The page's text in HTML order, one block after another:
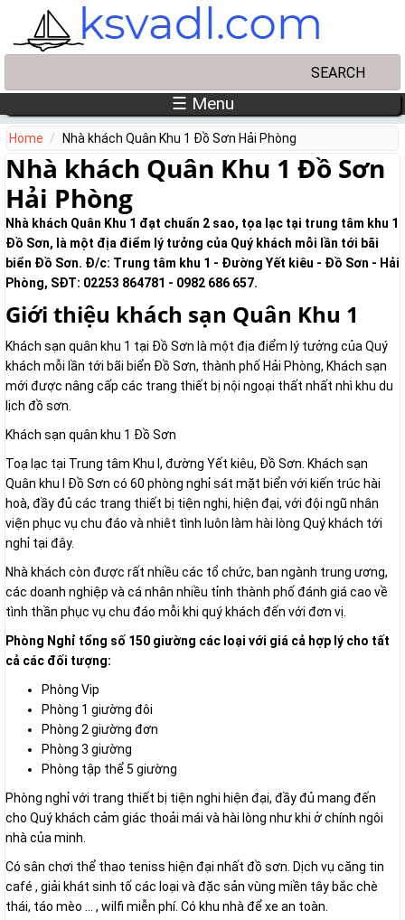
Skip to main content
☰ Menu
Home Nhà khách Quân Khu 1 Đồ Sơn Hải Phòng
Nhà khách Quân Khu 1 Đồ Sơn
Hải Phòng
Nhà khách Quân Khu 1 đạt chuẩn 2 sao, tọa lạc tại trung tâm khu 1
Đồ Sơn, là một địa điểm lý tưởng của Quý khách mỗi lần tới bãi
biển Đồ Sơn. Đ/c: Trung tâm khu 1 - Đường Yết kiêu - Đồ Sơn - Hải
Phòng, SĐT: 02253 864781 - 0982 686 657.
Giới thiệu khách sạn Quân Khu 1
Khách sạn quân khu 1 tại Đồ Sơn là một địa điểm lý tưởng của Quý
khách mỗi lần tới bãi biển Đồ Sơn, thành phố Hải Phòng, Khách sạn
mới được nâng cấp các trang thiết bị nội ngoại thất nhất nhì khu du
lịch đồ sơn.
Khách sạn quân khu 1 Đồ Sơn
Toạ lạc tại Trung tâm Khu I, đường Yết kiêu, Đồ Sơn. Khách sạn
Quân khu I Đồ Sơn có 60 phòng nghỉ sát mặt biển với kiến trúc hài
hoà, đầy đủ các trang thiết bị tiện nghi, hiện đại, với đội ngũ nhân
viện phục vụ chu đáo và nhiêt tình luôn làm hài lòng Quý khách tới
nghỉ tại đây.
Nhà khách còn được rất nhiều các tổ chức, ban ngành trung ương,
các doanh nghiệp và cá nhân nhiều tỉnh thành phố đánh giá cao về
tình thần phục vụ chu đáo mỗi khi quý khách đến với đơn vị.
Phòng Nghỉ tổng số 150 giường các loại với giá cả hợp lý cho tất
cả các đối tượng:
Phòng Vip
Phòng 1 giường đôi
Phòng 2 giường đơn
Phòng 3 giường
Phòng tập thể 5 giường
Phòng nghỉ với trang thiết bị tiện nghi hiện đại, đầy đủ mang đến
cho Quý khách cảm giác thoải mái và hài lòng như khi ở chính ngôi
nhà của minh.
Có sân chơi thể thao teniss hiện đại nhất đồ sơn. Dịch vụ căng tin
café , giải khát sinh tố các loại và đặc sản vùng miền tây bắc chè
thái, táo mèo … , wilfi miễn phí. Có khu nhà để xe an toàn.